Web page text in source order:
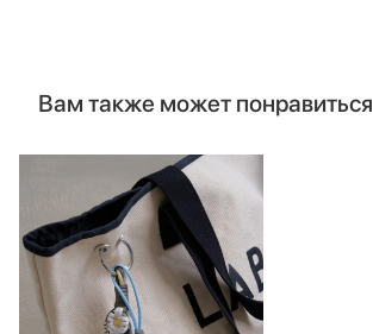
Вам также может понравиться